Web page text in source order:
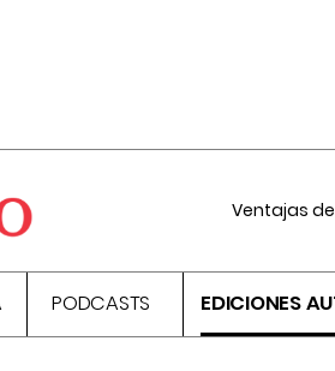
Ventajas
PODCASTS EDICIONES